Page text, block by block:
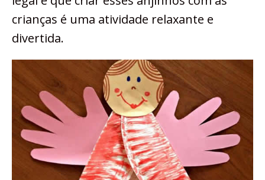
crianças é uma atividade relaxante e
divertida.